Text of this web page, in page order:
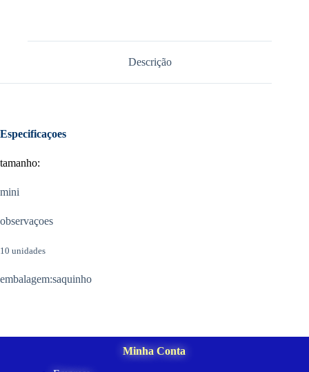
Descrição
Especificaçoes
tamanho:
mini
observaçoes
10 unidades
embalagem:saquinho
Minha Conta